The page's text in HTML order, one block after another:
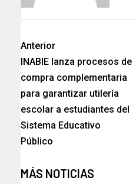
Anterior
INABIE lanza procesos de
compra complementaria
para garantizar utilería
escolar a estudiantes del
Sistema Educativo
Público
MÁS NOTICIAS